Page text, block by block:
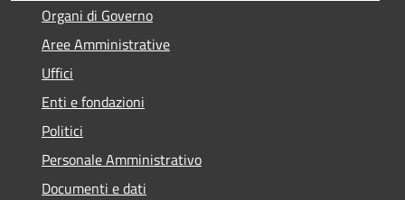
Organi di Governo
Aree Amministrative
Uffici
Enti e fondazioni
Politici
Personale Amministrativo
Documenti e dati